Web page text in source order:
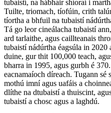
tubaistí, na hábhair shíoraí i
Tuilte, triomach, tíofúin, crith
tíortha a bhfuil na tubaistí
Tá go leor cineálacha tubaistí
ard tarlaithe, agus caillteanais
tubaistí nádúrtha éagsúla in
duine, gur thit 100,000 teach,
bharra in 1995, agus gurbh é
eacnamaíoch díreach. Tugann
mothú imní agus uafáis a
dlíthe na dtubaistí a thuiscint,
tubaistí a chosc agus a laghdú.